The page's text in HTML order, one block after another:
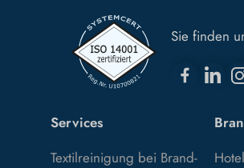
Sie finden
Services
Textilreinigung bei Brand-